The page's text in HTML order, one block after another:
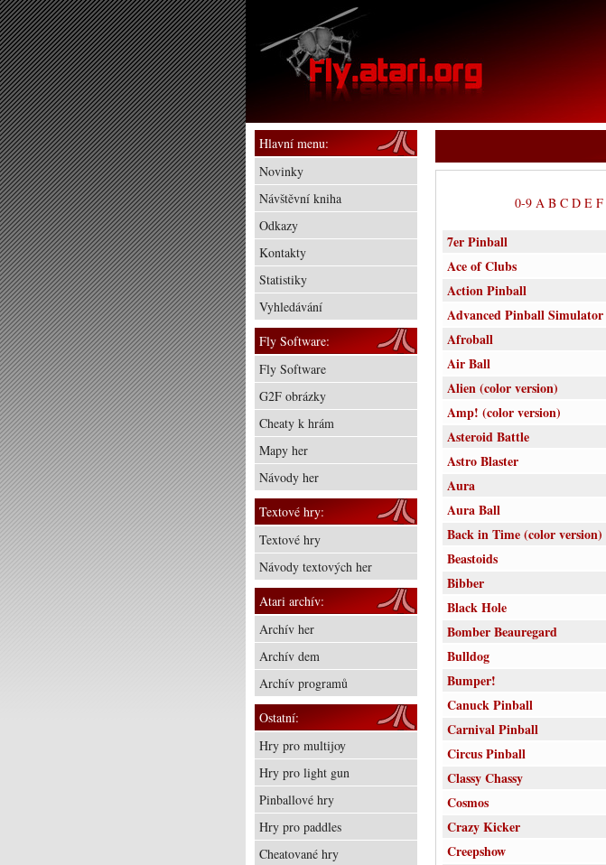
0-9 A B C D E F
7er Pinball
Ace of Clubs
Action Pinball
Advanced Pinball Simulator
Afroball
Air Ball
Alien (color version)
Amp! (color version)
Asteroid Battle
Astro Blaster
Aura
Aura Ball
Back in Time (color version)
Beastoids
Bibber
Black Hole
Bomber Beauregard
Bulldog
Bumper!
Canuck Pinball
Carnival Pinball
Circus Pinball
Classy Chassy
Cosmos
Crazy Kicker
Creepshow
Hlavní menu:
Novinky
Návštěvní kniha
Odkazy
Kontakty
Statistiky
Vyhledávání
Fly Software:
Fly Software
G2F obrázky
Cheaty k hrám
Mapy her
Návody her
Textové hry:
Textové hry
Návody textových her
Atari archív:
Archív her
Archív dem
Archív programů
Ostatní:
Hry pro multijoy
Hry pro light gun
Pinballové hry
Hry pro paddles
Cheatované hry